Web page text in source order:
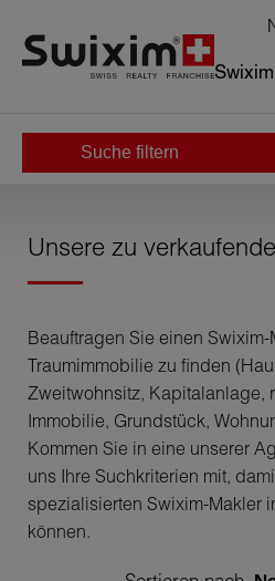
Suche filtern
Kaufen
Unsere zu
Beauftragen Sie einen Swixim-
Traumimmobilie zu finden
Zweitwohnsitz, Kapitalanlage,
Immobilie, Grundstück,
Kommen Sie in eine unserer
uns Ihre Suchkriterien mit,
spezialisierten Swixim-Makler
können.